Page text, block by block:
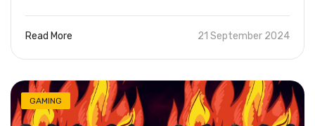
Read More 21 September 2024
GAMING